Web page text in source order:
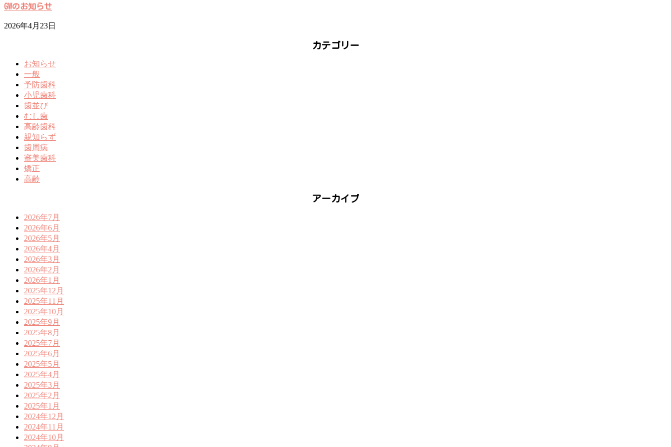
GWのお知らせ
2026年4月23日
カテゴリー
お知らせ
一般
予防歯科
小児歯科
歯並び
むし歯
高齢歯科
親知らず
歯周病
審美歯科
矯正
高齢
アーカイブ
2026年7月
2026年6月
2026年5月
2026年4月
2026年3月
2026年2月
2026年1月
2025年12月
2025年11月
2025年10月
2025年9月
2025年8月
2025年7月
2025年6月
2025年5月
2025年4月
2025年3月
2025年2月
2025年1月
2024年12月
2024年11月
2024年10月